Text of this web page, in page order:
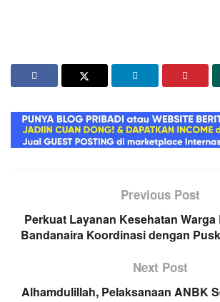
Previous Post
Perkuat Layanan Kesehatan
Bandanaira Koordinasi dengan
Next Post
Alhamdulillah, Pelaksanaan ANBK